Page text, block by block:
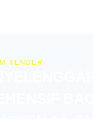
TENDER